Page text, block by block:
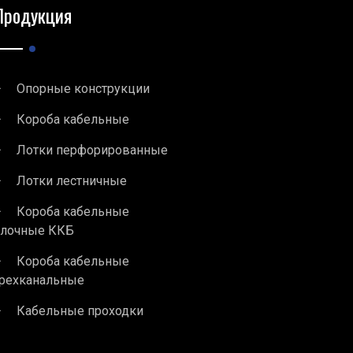
Опорные конструкции
Короба кабельные
Лотки перфорированные
Лотки лестничные
Короба кабельные
ККБ
Короба кабельные
Кабельные проходки